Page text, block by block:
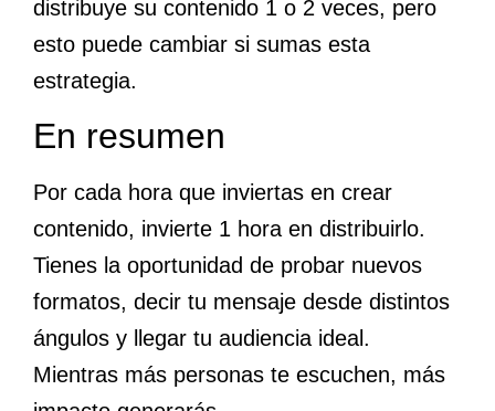
distribuye su contenido 1 o 2 veces, pero
esto puede cambiar si sumas esta
estrategia.
En resumen
Por cada hora que inviertas en crear
contenido, invierte 1 hora en distribuirlo.
Tienes la oportunidad de probar nuevos
formatos, decir tu mensaje desde distintos
ángulos y llegar tu audiencia ideal.
Mientras más personas te escuchen, más